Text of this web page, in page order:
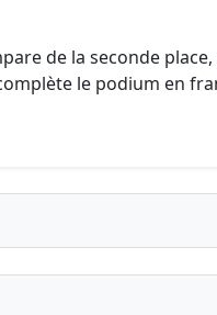
de la seconde
le podium en